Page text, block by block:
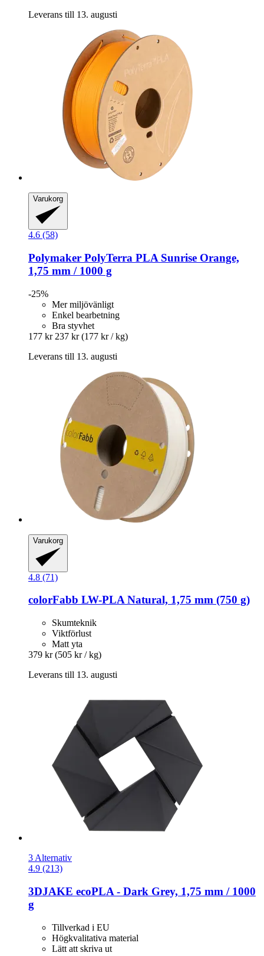
Leverans till 13. augusti
Varukorg
4.6 (58)
Polymaker PolyTerra PLA Sunrise Orange,
1,75 mm / 1000 g
-25%
Mer miljövänligt
Enkel bearbetning
Bra styvhet
177 kr 237 kr (177 kr / kg)
Leverans till 13. augusti
Varukorg
4.8 (71)
colorFabb LW-​PLA Natural, 1,75 mm (750 g)
Skumteknik
Viktförlust
Matt yta
379 kr (505 kr / kg)
Leverans till 13. augusti
3 Alternativ
4.9 (213)
3DJAKE ecoPLA -​ Dark Grey, 1,75 mm / 1000
g
Tillverkad i EU
Högkvalitativa material
Lätt att skriva ut